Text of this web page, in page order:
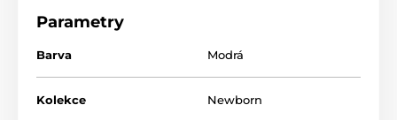
Parametry
Barva Modrá
Kolekce Newborn